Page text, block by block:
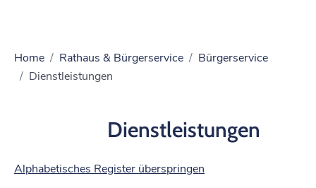
Home Rathaus & Bürgerservice
Bürgerservice
Dienstleistungen
Dienstleistungen
Alphabetisches Register überspringen